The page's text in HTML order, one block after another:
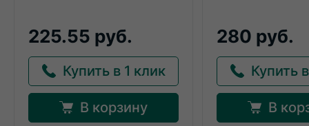
225.55 руб.
Купить в 1 клик
В корзину
280 руб.
Купить
В